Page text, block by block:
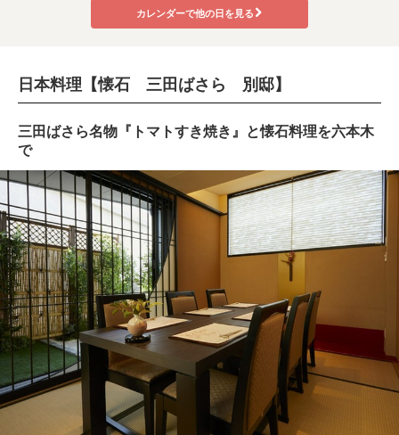
カレンダーで他の日を見る
日本料理【懐石 三田ばさら 別邸】
三田ばさら名物『トマトすき焼き』と懐石料理を六本木
で